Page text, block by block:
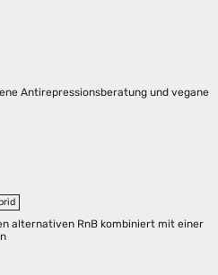
Antirepressionsberatung und vegane
alternativen RnB kombiniert mit einer